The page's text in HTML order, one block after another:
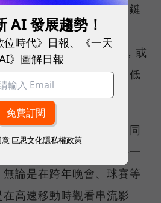
考驗的是網路服務在關鍵
如，搶購熱門演唱會門
商結帳掃描 QR Code，或
需要網路能即時回應、低
衡量電信業者可否在不同
網路負載下，都能維持一
論是在跨年晚會、球賽等
高速移動時觀看串流影
AI 發展趨勢！
位時代》日報、《一天
》圖解日報
意 巨思文化隱私權政策